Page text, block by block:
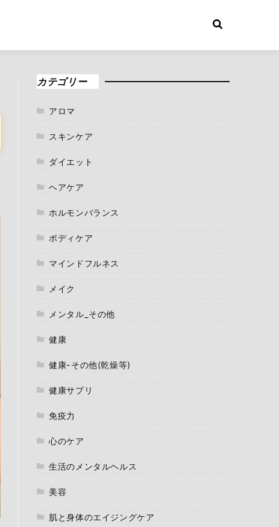
カテゴリー
アロマ
スキンケア
ダイエット
ヘアケア
ホルモンバランス
ボディケア
マインドフルネス
メイク
メンタル_その他
健康
健康-その他(乾燥等)
健康サプリ
免疫力
心のケア
生活のメンタルヘルス
美容
肌と身体のエイジングケア